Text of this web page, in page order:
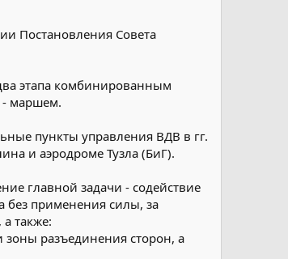
Постановления Совета
этапа комбинированным
- маршем.
пункты управления ВДВ в гг.
и аэродроме Тузла (БиГ).
главной задачи - содействие
без применения силы, за
также:
разъединения сторон, а